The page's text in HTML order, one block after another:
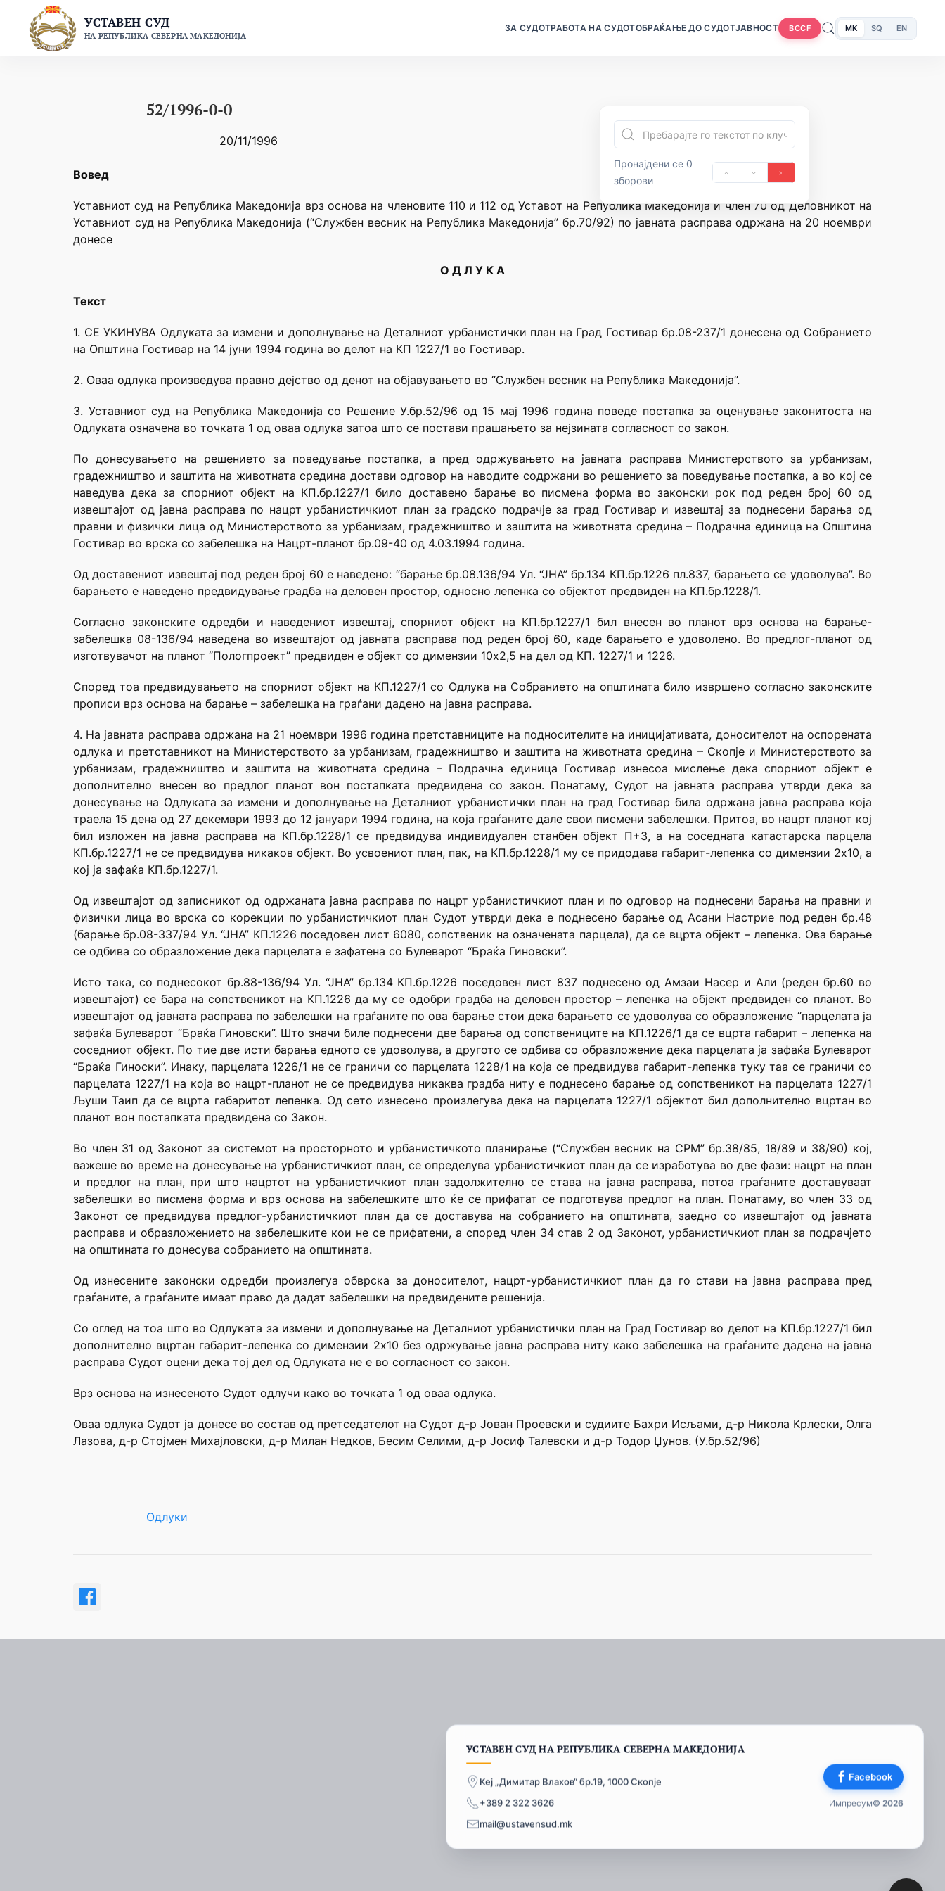
content
УСТАВЕН СУД
НА РЕПУБЛИКА СЕВЕРНА МАКЕДОНИЈА
ЗА СУДОТРАБОТА НА СУДОТОБРАЌАЊЕ ДО СУДОТЈАВНОСТ BCCF MK SQ EN
52/1996-0-0
20/11/1996
Пронајдени се 0
зборови
Вовед
Уставниот суд на Република Македонија врз основа на членовите 110 и 112 од Уставот на Република Македонија и член 70 од Деловникот на
Уставниот суд на Република Македонија (“Службен весник на Република Македонија” бр.70/92) по јавната расправа одржана на 20 ноември
донесе
О Д Л У К А
Текст
1. СЕ УКИНУВА Одлуката за измени и дополнување на Деталниот урбанистички план на Град Гостивар бр.08-237/1 донесена од Собранието
на Општина Гостивар на 14 јуни 1994 година во делот на КП 1227/1 во Гостивар.
2. Оваа одлука произведува правно дејство од денот на објавувањето во “Службен весник на Република Македонија”.
3. Уставниот суд на Република Македонија со Решение У.бр.52/96 од 15 мај 1996 година поведе постапка за оценување законитоста на
Одлуката означена во точката 1 од оваа одлука затоа што се постави прашањето за нејзината согласност со закон.
По донесувањето на решението за поведување постапка, а пред одржувањето на јавната расправа Министерството за урбанизам,
градежништво и заштита на животната средина достави одговор на наводите содржани во решението за поведување постапка, а во кој се
наведува дека за спорниот објект на КП.бр.1227/1 било доставено барање во писмена форма во законски рок под реден број 60 од
извештајот од јавна расправа по нацрт урбанистичкиот план за градско подрачје за град Гостивар и извештај за поднесени барања од
правни и физички лица од Министерството за урбанизам, градежништво и заштита на животната средина – Подрачна единица на Општина
Гостивар во врска со забелешка на Нацрт-планот бр.09-40 од 4.03.1994 година.
Од доставениот извештај под реден број 60 е наведено: “барање бр.08.136/94 Ул. “ЈНА” бр.134 КП.бр.1226 пл.837, барањето се удоволува”. Во
барањето е наведено предвидување градба на деловен простор, односно лепенка со објектот предвиден на КП.бр.1228/1.
Согласно законските одредби и наведениот извештај, спорниот објект на КП.бр.1227/1 бил внесен во планот врз основа на барање-
забелешка 08-136/94 наведена во извештајот од јавната расправа под реден број 60, каде барањето е удоволено. Во предлог-планот од
изготвувачот на планот “Пологпроект” предвиден е објект со димензии 10х2,5 на дел од КП. 1227/1 и 1226.
Според тоа предвидувањето на спорниот објект на КП.1227/1 со Одлука на Собранието на општината било извршено согласно законските
прописи врз основа на барање – забелешка на граѓани дадено на јавна расправа.
4. На јавната расправа одржана на 21 ноември 1996 година претставниците на подносителите на иницијативата, доносителот на оспорената
одлука и претставникот на Министерството за урбанизам, градежништво и заштита на животната средина – Скопје и Министерството за
урбанизам, градежништво и заштита на животната средина – Подрачна единица Гостивар изнесоа мислење дека спорниот објект е
дополнително внесен во предлог планот вон постапката предвидена со закон. Понатаму, Судот на јавната расправа утврди дека за
донесување на Одлуката за измени и дополнување на Деталниот урбанистички план на град Гостивар била одржана јавна расправа која
траела 15 дена од 27 декември 1993 до 12 јануари 1994 година, на која граѓаните дале свои писмени забелешки. Притоа, во нацрт планот кој
бил изложен на јавна расправа на КП.бр.1228/1 се предвидува индивидуален станбен објект П+3, а на соседната катастарска парцела
КП.бр.1227/1 не се предвидува никаков објект. Во усвоениот план, пак, на КП.бр.1228/1 му се придодава габарит-лепенка со димензии 2х10, а
кој ја зафаќа КП.бр.1227/1.
Од извештајот од записникот од одржаната јавна расправа по нацрт урбанистичкиот план и по одговор на поднесени барања на правни и
физички лица во врска со корекции по урбанистичкиот план Судот утврди дека е поднесено барање од Асани Настрие под реден бр.48
(барање бр.08-337/94 Ул. “ЈНА” КП.1226 поседовен лист 6080, сопственик на означената парцела), да се вцрта објект – лепенка. Ова барање
се одбива со образложение дека парцелата е зафатена со Булеварот “Браќа Гиновски”.
Исто така, со поднесокот бр.88-136/94 Ул. “ЈНА” бр.134 КП.бр.1226 поседовен лист 837 поднесено од Амзаи Насер и Али (реден бр.60 во
извештајот) се бара на сопственикот на КП.1226 да му се одобри градба на деловен простор – лепенка на објект предвиден со планот. Во
извештајот од јавната расправа по забелешки на граѓаните по ова барање стои дека барањето се удоволува со образложение “парцелата ја
зафаќа Булеварот “Браќа Гиновски”. Што значи биле поднесени две барања од сопствениците на КП.1226/1 да се вцрта габарит – лепенка на
соседниот објект. По тие две исти барања едното се удоволува, а другото се одбива со образложение дека парцелата ја зафаќа Булеварот
“Браќа Гиноски”. Инаку, парцелата 1226/1 не се граничи со парцелата 1228/1 на која се предвидува габарит-лепенка туку таа се граничи со
парцелата 1227/1 на која во нацрт-планот не се предвидува никаква градба ниту е поднесено барање од сопственикот на парцелата 1227/1
Љуши Таип да се вцрта габаритот лепенка. Од сето изнесено произлегува дека на парцелата 1227/1 објектот бил дополнително вцртан во
планот вон постапката предвидена со Закон.
Во член 31 од Законот за системот на просторното и урбанистичкото планирање (“Службен весник на СРМ” бр.38/85, 18/89 и 38/90) кој,
важеше во време на донесување на урбанистичкиот план, се определува урбанистичкиот план да се изработува во две фази: нацрт на план
и предлог на план, при што нацртот на урбанистичкиот план задолжително се става на јавна расправа, потоа граѓаните доставуваат
забелешки во писмена форма и врз основа на забелешките што ќе се прифатат се подготвува предлог на план. Понатаму, во член 33 од
Законот се предвидува предлог-урбанистичкиот план да се доставува на собранието на општината, заедно со извештајот од јавната
расправа и образложението на забелешките кои не се прифатени, а според член 34 став 2 од Законот, урбанистичкиот план за подрачјето
на општината го донесува собранието на општината.
Од изнесените законски одредби произлегуа обврска за доносителот, нацрт-урбанистичкиот план да го стави на јавна расправа пред
граѓаните, а граѓаните имаат право да дадат забелешки на предвидените решенија.
Со оглед на тоа што во Одлуката за измени и дополнување на Деталниот урбанистички план на Град Гостивар во делот на КП.бр.1227/1 бил
дополнително вцртан габарит-лепенка со димензии 2х10 без одржување јавна расправа ниту како забелешка на граѓаните дадена на јавна
расправа Судот оцени дека тој дел од Одлуката не е во согласност со закон.
Врз основа на изнесеното Судот одлучи како во точката 1 од оваа одлука.
Оваа одлука Судот ја донесе во состав од претседателот на Судот д-р Јован Проевски и судиите Бахри Исљами, д-р Никола Крлески, Олга
Лазова, д-р Стојмен Михајловски, д-р Милан Недков, Бесим Селими, д-р Јосиф Талевски и д-р Тодор Џунов. (У.бр.52/96)
Одлуки
УСТАВЕН СУД НА РЕПУБЛИКА СЕВЕРНА МАКЕДОНИЈА
Кеј „Димитар Влахов“ бр.19, 1000 Скопје
+389 2 322 3626
mail@ustavensud.mk
Facebook
Импресум© 2026